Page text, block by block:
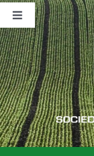
Saltar
contenido
Toggle
Navigation
Nosotros
Publicaciones
Sala de Prensa
Eventos